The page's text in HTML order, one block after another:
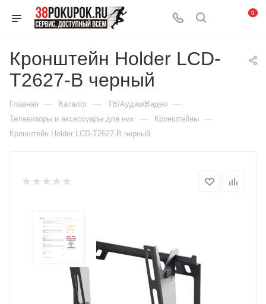
0
Кронштейн Holder LCD-
T2627-B черный
Главная — Каталог — ТВ/Аудио/Видео —
Телевизоры и аксессуары для них — Кронштейны —
Кронштейн Holder LCD-T2627-B черный